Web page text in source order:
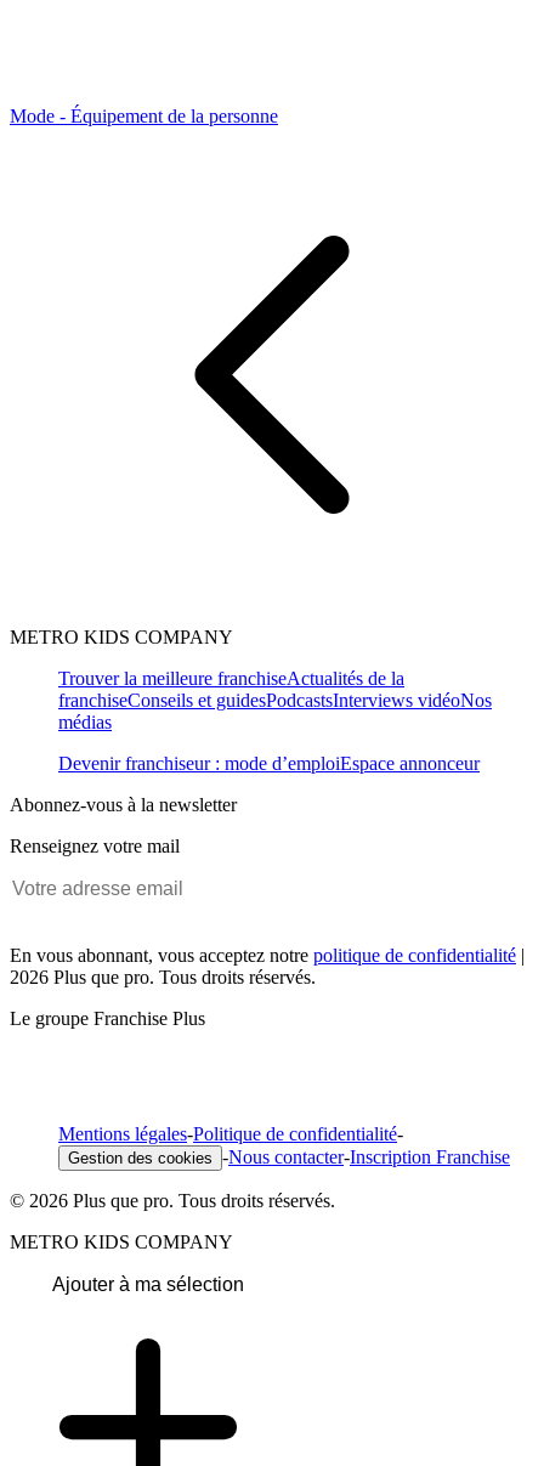
Mode - Équipement de la personne
METRO KIDS COMPANY
Trouver la meilleure franchiseActualités de la
franchiseConseils et guidesPodcastsInterviews vidéoNos
médias
Devenir franchiseur : mode d’emploiEspace annonceur
Abonnez-vous à la newsletter
Renseignez votre mail
En vous abonnant, vous acceptez notre politique de confidentialité |
2026 Plus que pro. Tous droits réservés.
Le groupe Franchise Plus
Mentions légales-Politique de confidentialité-
Gestion des cookies -Nous contacter-Inscription Franchise
© 2026 Plus que pro. Tous droits réservés.
METRO KIDS COMPANY
Ajouter à ma sélection